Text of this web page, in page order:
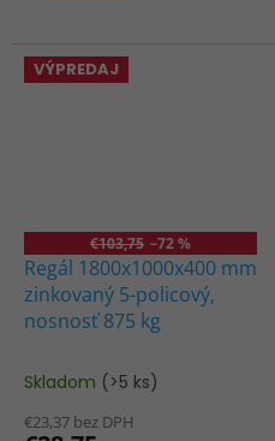
VÝPREDAJ
€103,75 –72 %
Regál 1800x1000x400 mm
zinkovaný 5-policový,
nosnosť 875 kg
Priemerné
produktu
Skladom (>5 ks)
€23,37 bez DPH